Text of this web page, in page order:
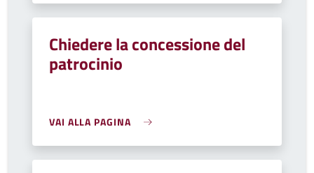
Chiedere la concessione del
patrocinio
VAI ALLA PAGINA